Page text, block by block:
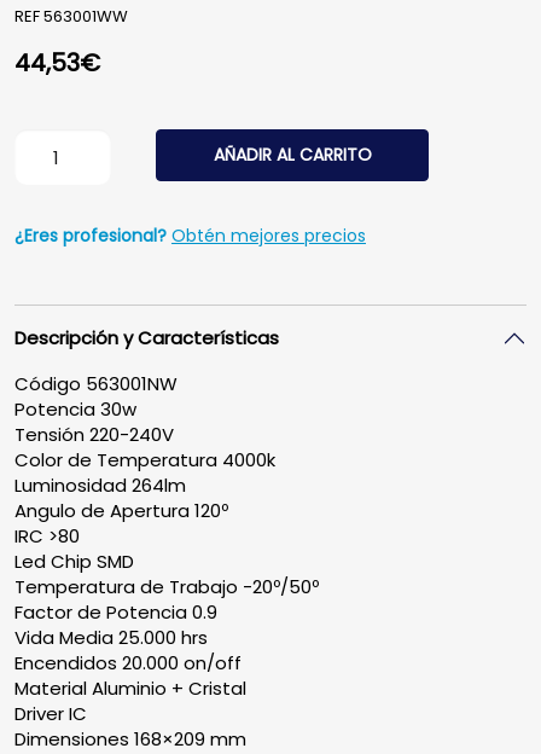
REF563001WW
44,53€
PROYECTOR LED GADES 30w 2550lm 120º 3000K IP65
AÑADIR AL CARRITO
¿Eres profesional? Obtén mejores precios
Descripción y Características
Código 563001NW
Potencia 30w
Tensión 220-240V
Color de Temperatura 4000k
Luminosidad 264lm
Angulo de Apertura 120º
IRC >80
Led Chip SMD
Temperatura de Trabajo -20º/50º
Factor de Potencia 0.9
Vida Media 25.000 hrs
Encendidos 20.000 on/off
Material Aluminio + Cristal
Driver IC
Dimensiones 168×209 mm